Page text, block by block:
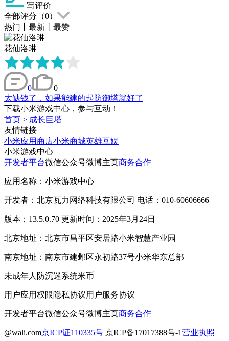
写评价
全部评分（0）
热门
最新 最赞
花仙洛琳
0
0
太缺钱了，如果能建的起防御塔就好了
下载小米游戏中心，参与互动！
首页 > 成长巨塔
友情链接
小米应用商店小米商城英雄互娱
小米游戏中心
开发者平台微信公众号微博主页商务合作
应用名称：小米游戏中心
开发者：北京瓦力网络科技有限公司 电话：010-60606666
版本：13.5.0.70 更新时间：2025年3月24日
北京地址：北京市昌平区安居路小米智慧产业园
南京地址：南京市建邺区永初路37号小米华东总部
未成年人防沉迷系统米币
用户应用权限隐私协议用户服务协议
开发者平台微信公众号微博主页商务合作
@wali.com京ICP证110335号 京ICP备17017388号-1营业执照